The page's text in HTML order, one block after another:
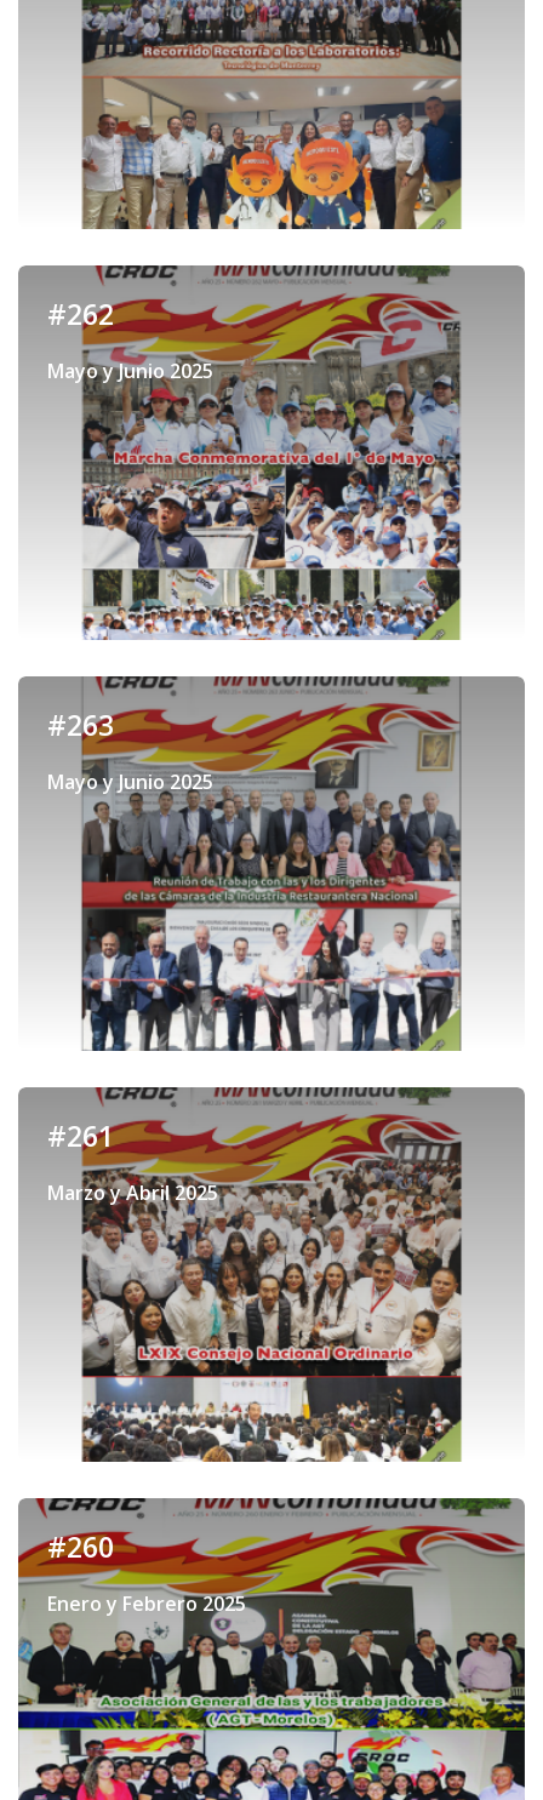
#262
Mayo y Junio 2025
#263
Mayo y Junio 2025
#261
Marzo y Abril 2025
#260
Enero y Febrero 2025